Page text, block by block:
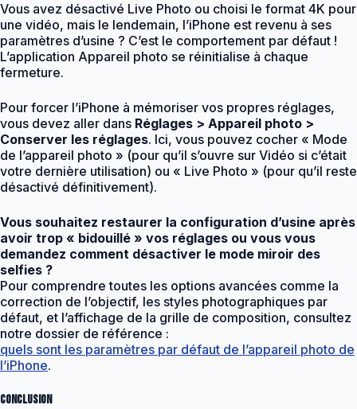
Vous avez désactivé Live Photo ou choisi le format 4K pour
une vidéo, mais le lendemain, l’iPhone est revenu à ses
paramètres d’usine ? C’est le comportement par défaut !
L’application Appareil photo se réinitialise à chaque
fermeture.
Pour forcer l’iPhone à mémoriser vos propres réglages,
vous devez aller dans Réglages > Appareil photo >
Conserver les réglages. Ici, vous pouvez cocher « Mode
de l’appareil photo » (pour qu’il s’ouvre sur Vidéo si c’était
votre dernière utilisation) ou « Live Photo » (pour qu’il reste
désactivé définitivement).
Vous souhaitez restaurer la configuration d’usine après
avoir trop « bidouillé » vos réglages ou vous vous
demandez comment désactiver le mode miroir des
selfies ?
Pour comprendre toutes les options avancées comme la
correction de l’objectif, les styles photographiques par
défaut, et l’affichage de la grille de composition, consultez
notre dossier de référence :
quels sont les paramètres par défaut de l’appareil photo de
l’iPhone.
Conclusion